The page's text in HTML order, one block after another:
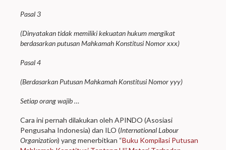
Pasal 3
(Dinyatakan tidak memiliki kekuatan hukum mengikat
berdasarkan putusan Mahkamah Konstitusi Nomor xxx)
Pasal 4
(Berdasarkan Putusan Mahkamah Konstitusi Nomor yyy)
Setiap orang wajib …
Cara ini pernah dilakukan oleh APINDO (Asosiasi
Pengusaha Indonesia) dan ILO (International Labour
Organization) yang menerbitkan “Buku Kompilasi Putusan